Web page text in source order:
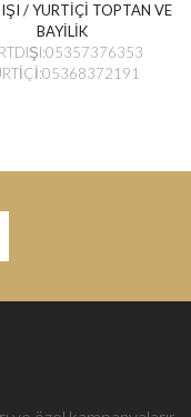
/ YURTİÇİ TOPTAN VE
BAYİLİK